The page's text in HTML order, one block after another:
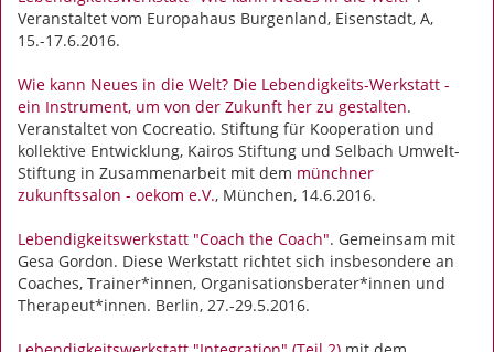
Veranstaltet vom Europahaus Burgenland, Eisenstadt, A,
15.-17.6.2016.
Wie kann Neues in die Welt? Die Lebendigkeits-Werkstatt -
ein Instrument, um von der Zukunft her zu gestalten.
Veranstaltet von Cocreatio. Stiftung für Kooperation und
kollektive Entwicklung, Kairos Stiftung und Selbach Umwelt-
Stiftung in Zusammenarbeit mit dem münchner
zukunftssalon - oekom e.V., München, 14.6.2016.
Lebendigkeitswerkstatt "Coach the Coach". Gemeinsam mit
Gesa Gordon. Diese Werkstatt richtet sich insbesondere an
Coaches, Trainer*innen, Organisationsberater*innen und
Therapeut*innen. Berlin, 27.-29.5.2016.